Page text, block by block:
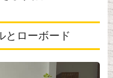
とローボード